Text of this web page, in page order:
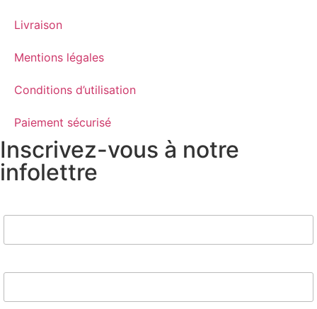
Livraison
Mentions légales
Conditions d’utilisation
Paiement sécurisé
Inscrivez-vous à notre
infolettre